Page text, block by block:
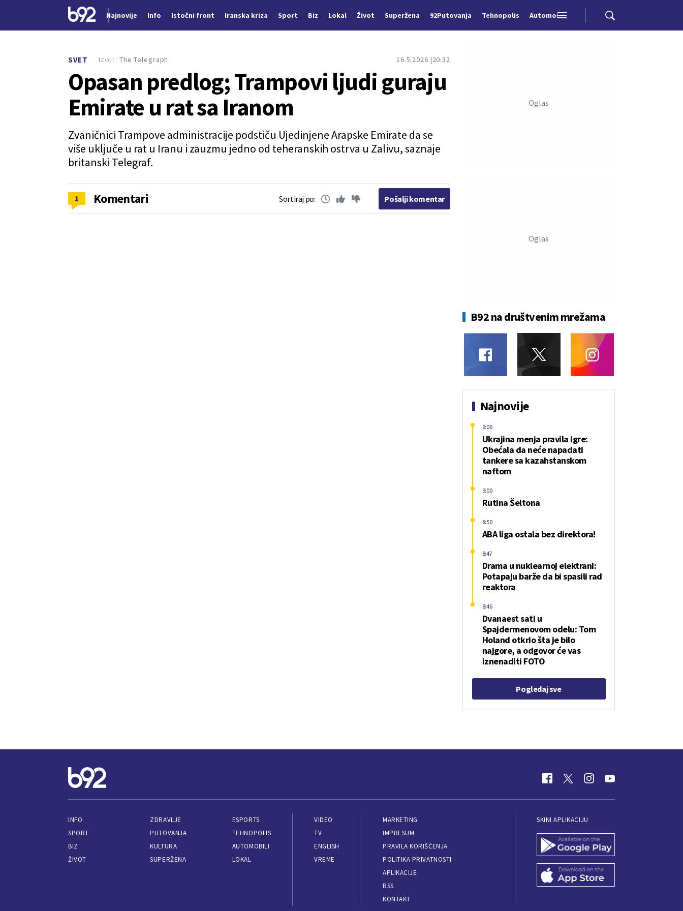
Najnovije Info Istočni front Iranska kriza Sport Biz Lokal Život Superžena 92Putovanja Tehnopolis Automobili
SVET 16.5.2026. 20:32
Opasan predlog; Trampovi ljudi guraju
Emirate u rat sa Iranom
Zvaničnici Trampove administracije podstiču Ujedinjene Arapske Emirate da se
više uključe u rat u Iranu i zauzmu jedno od teheranskih ostrva u Zalivu, saznaje
britanski Telegraf.
Izvor: The Telegraph
1 Komentari Sortiraj po: Pošalji komentar
B92 na društvenim mrežama
Najnovije
Ukrajina menja pravila igre:
Obećala da neće napadati
tankere sa kazahstanskom
naftom
9:06
Rutina Šeltona
9:00
ABA liga ostala bez direktora!
8:50
Drama u nuklearnoj elektrani:
Potapaju barže da bi spasili rad
reaktora
8:47
Dvanaest sati u
Spajdermenovom odelu: Tom
Holand otkrio šta je bilo
najgore, a odgovor će vas
iznenaditi FOTO
8:46
Pogledaj sve
INFO
SPORT
BIZ
ŽIVOT
ZDRAVLJE
PUTOVANJA
KULTURA
SUPERŽENA
ESPORTS
TEHNOPOLIS
AUTOMOBILI
LOKAL
VIDEO
TV
ENGLISH
VREME
MARKETING
IMPRESUM
PRAVILA KORIŠĆENJA
POLITIKA PRIVATNOSTI
APLIKACIJE
RSS
KONTAKT
SKINI APLIKACIJU